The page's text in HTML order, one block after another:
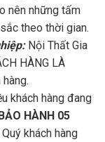
nên những tấm
theo thời gian.
Nội Thất Gia
HÀNG LÀ
khách hàng đang
HÀNH 05
khách hàng